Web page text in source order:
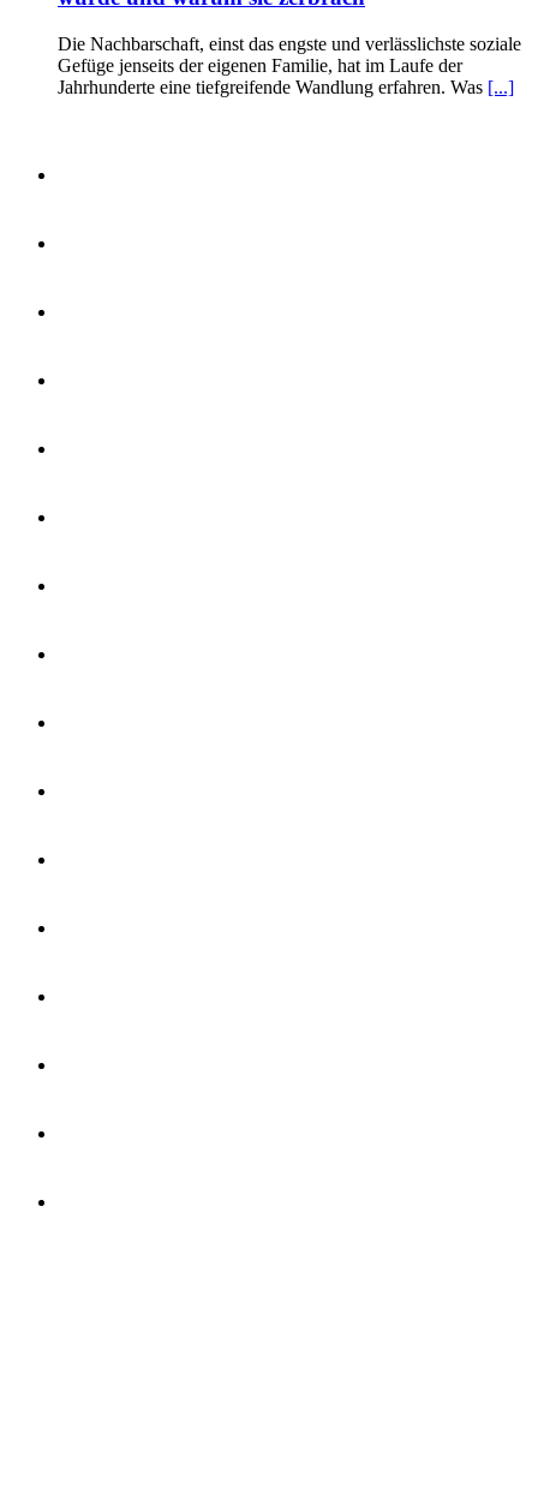
Die Nachbarschaft, einst das engste und verlässlichste soziale
Gefüge jenseits der eigenen Familie, hat im Laufe der
Jahrhunderte eine tiefgreifende Wandlung erfahren. Was [...]